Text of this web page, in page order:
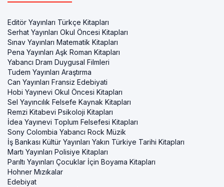
Editör Yayınları Türkçe Kitapları
Serhat Yayınları Okul Öncesi Kitapları
Sınav Yayınları Matematik Kitapları
Pena Yayınları Aşk Roman Kitapları
Yabancı Dram Duygusal Filmleri
Tudem Yayınları Araştırma
Can Yayınları Fransiz Edebiyati
Hobi Yayınevi Okul Öncesi Kitapları
Sel Yayıncılık Felsefe Kaynak Kitapları
Remzi Kitabevi Psikoloji Kitapları
İdea Yayınevi Toplum Felsefesi Kitapları
Sony Colombia Yabancı Rock Müzik
İş Bankası Kültür Yayınları Yakın Türkiye Tarihi Kitapları
Martı Yayınları Polisiye Kitapları
Parıltı Yayınları Çocuklar İçin Boyama Kitapları
Hohner Mızıkalar
Edebiyat